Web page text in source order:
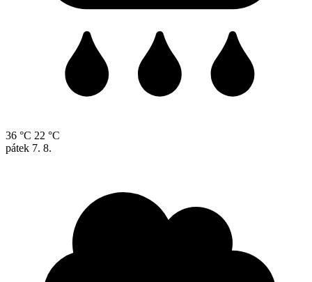
36 °C 22 °C
pátek 7. 8.